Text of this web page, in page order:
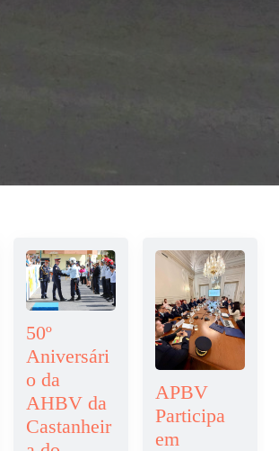
50º
Aniversári
o da
AHBV da
Castanheir
APBV
Participa
em